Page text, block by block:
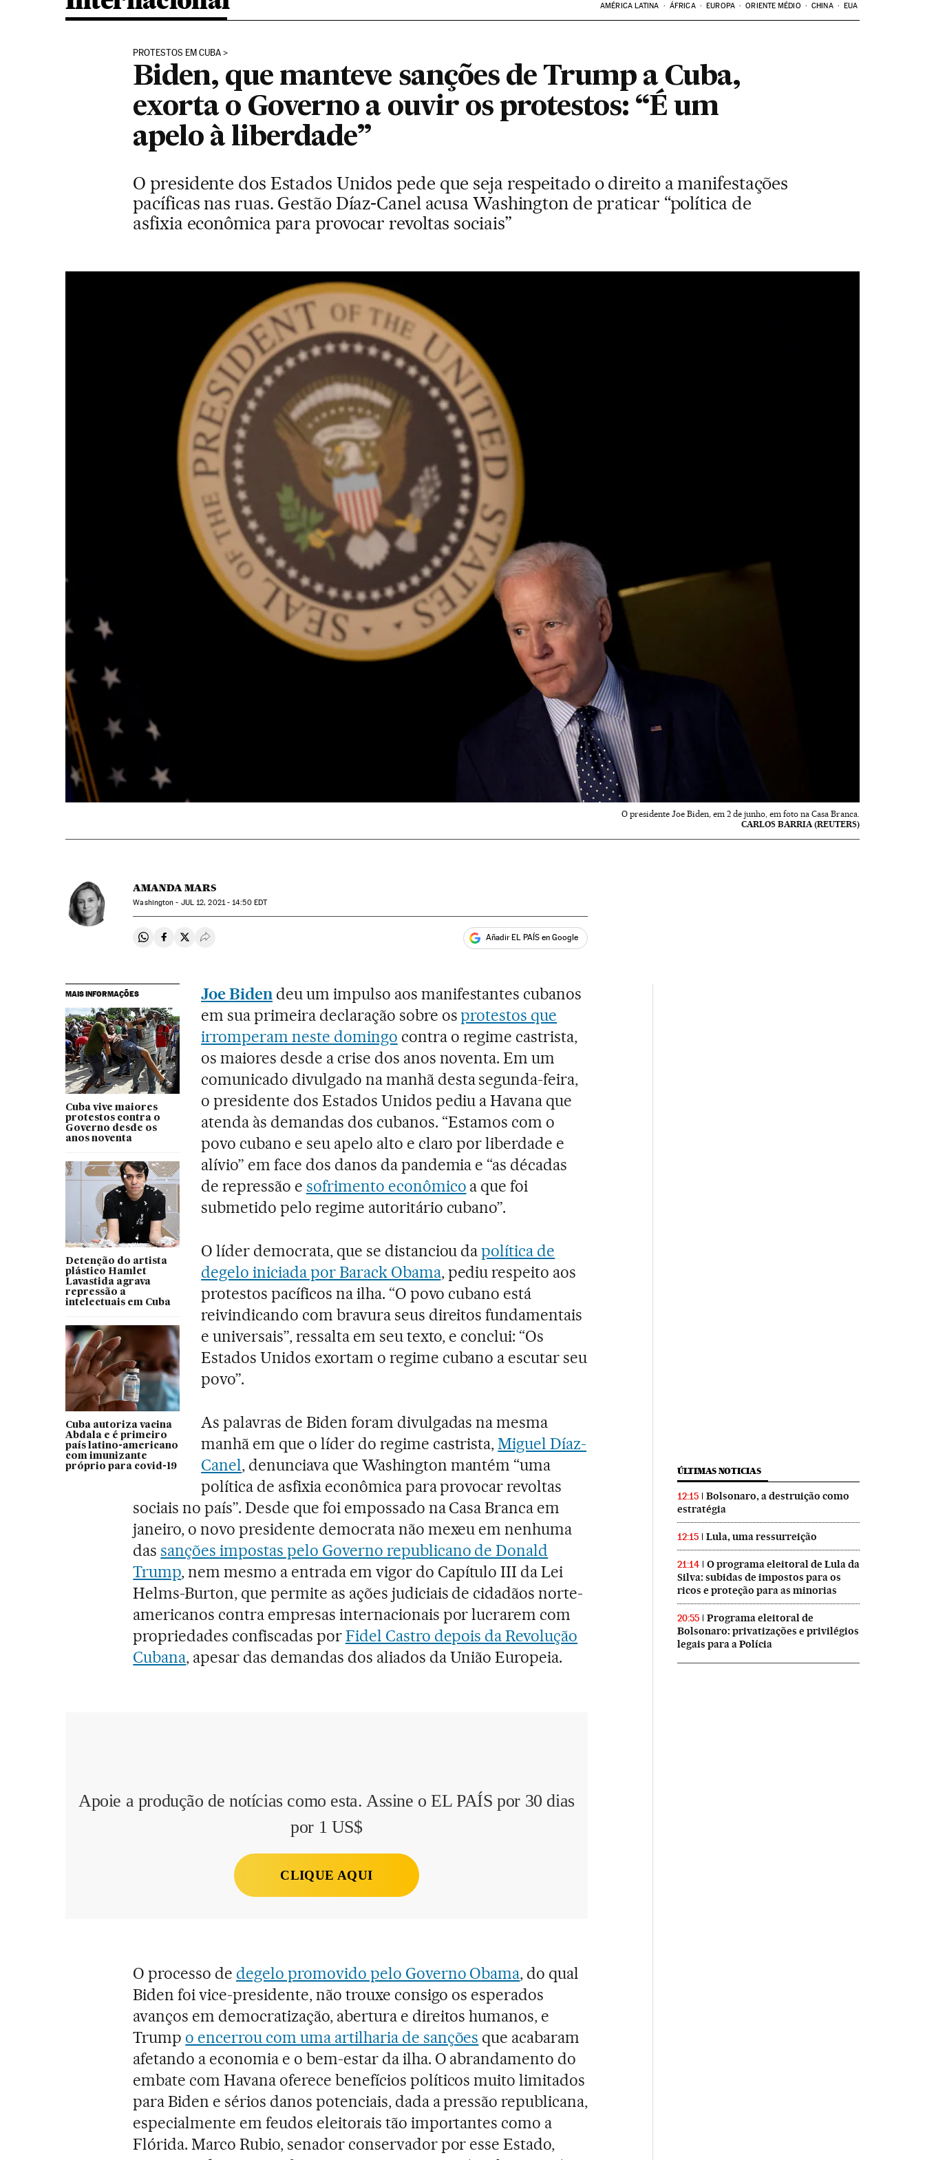
AMÉRICA LATINA ÁFRICA EUROPA ORIENTE MÉDIO CHINA EUA
PROTESTOS EM CUBA
Biden, que manteve sanções de Trump a Cuba,
exorta o Governo a ouvir os protestos: “É um
apelo à liberdade”
O presidente dos Estados Unidos pede que seja respeitado o direito a manifestações
pacíficas nas ruas. Gestão Díaz-Canel acusa Washington de praticar “política de
asfixia econômica para provocar revoltas sociais”
O presidente Joe Biden, em 2 de junho, em foto na Casa Branca.
CARLOS BARRIA (REUTERS)
AMANDA MARS
Washington - JUL12, 2021 - 14:50EDT
Compartir en Whatsapp
Compartir en Facebook
Compartir en Twitter
Desplegar Redes Sociales Añadir EL PAÍS en Google
MAIS INFORMAÇÕES
Cuba vive maiores
protestos contra o
Governo desde os
anos noventa
Detenção do artista
plástico Hamlet
Lavastida agrava
repressão a
intelectuais em Cuba
Cuba autoriza vacina
Abdala e é primeiro
país latino-americano
com imunizante
próprio para covid-19
Joe Biden deu um impulso aos manifestantes cubanos
em sua primeira declaração sobre osprotestos que
irromperam neste domingo contra o regime castrista,
os maiores desde a crise dos anos noventa. Em um
comunicado divulgado na manhã desta segunda-feira,
o presidente dos Estados Unidos pediu a Havana que
atenda às demandas dos cubanos. “Estamos com o
povo cubano e seu apelo alto e claro por liberdade e
alívio” em face dos danos da pandemia e “as décadas
de repressão e sofrimento econômico a que foi
submetido pelo regime autoritário cubano”.
O líder democrata, que se distanciou dapolítica de
degelo iniciada por Barack Obama, pediu respeito aos
protestos pacíficos na ilha. “O povo cubano está
reivindicando com bravura seus direitos fundamentais
e universais”, ressalta em seu texto, e conclui: “Os
Estados Unidos exortam o regime cubano a escutar seu
povo”.
As palavras de Biden foram divulgadas na mesma
manhã em que o líder do regime castrista,Miguel Díaz-
Canel, denunciava que Washington mantém “uma
política de asfixia econômica para provocar revoltas
sociais no país”. Desde que foi empossado na Casa Branca em
janeiro, o novo presidente democrata não mexeu em nenhuma
dassanções impostas pelo Governo republicano de Donald
Trump, nem mesmo a entrada em vigor do Capítulo III da Lei
Helms-Burton, que permite as ações judiciais de cidadãos norte-
americanos contra empresas internacionais por lucrarem com
propriedades confiscadas porFidel Castro depois da Revolução
Cubana, apesar das demandas dos aliados da União Europeia.
Apoie a produção de notícias como esta. Assine o EL PAÍS por 30 dias
por 1 US$
CLIQUE AQUI
O processo de degelo promovido pelo Governo Obama, do qual
Biden foi vice-presidente, não trouxe consigo os esperados
avanços em democratização, abertura e direitos humanos, e
Trump o encerrou com uma artilharia de sanções que acabaram
afetando a economia e o bem-estar da ilha. O abrandamento do
embate com Havana oferece benefícios políticos muito limitados
para Biden e sérios danos potenciais, dada a pressão republicana,
especialmente em feudos eleitorais tão importantes como a
Flórida. Marco Rubio, senador conservador por esse Estado,
ÚLTIMAS NOTICIAS
12:15
Bolsonaro, a destruição como
estratégia
12:15 Lula, uma ressurreição
21:14
O programa eleitoral de Lula da
Silva: subidas de impostos para os
ricos e proteção para as minorias
20:55
Programa eleitoral de
Bolsonaro: privatizações e privilégios
legais para a Polícia